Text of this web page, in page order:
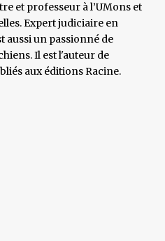
et professeur à l’UMons et
Expert judiciaire en
aussi un passionné de
Il est l'auteur de
aux éditions Racine.